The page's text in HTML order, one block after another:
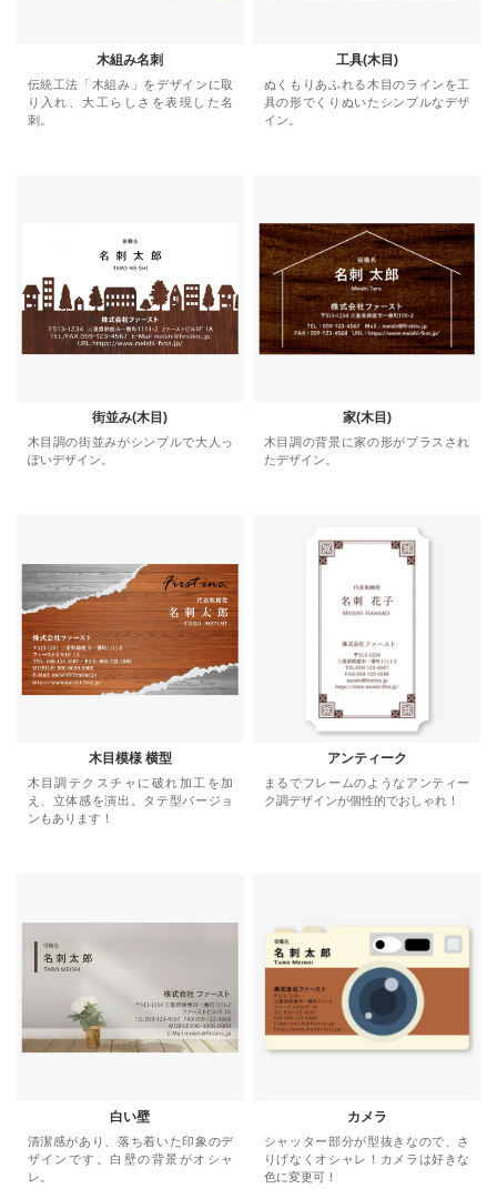
木組み名刺
伝統工法「木組み」をデザインに取
り入れ、大工らしさを表現した名
刺。
工具(木目)
ぬくもりあふれる木目のラインを工
具の形でくりぬいたシンプルなデザ
イン。
街並み(木目)
木目調の街並みがシンプルで大人っ
ぽいデザイン。
家(木目)
木目調の背景に家の形がプラスされ
たデザイン。
木目模様 横型
木目調テクスチャに破れ加工を加
え、立体感を演出。タテ型バージョ
ンもあります！
アンティーク
まるでフレームのようなアンティー
ク調デザインが個性的でおしゃれ！
白い壁
清潔感があり、落ち着いた印象のデ
ザインです。白壁の背景がオシャ
レ。
カメラ
シャッター部分が型抜きなので、さ
りげなくオシャレ！カメラは好きな
色に変更可！